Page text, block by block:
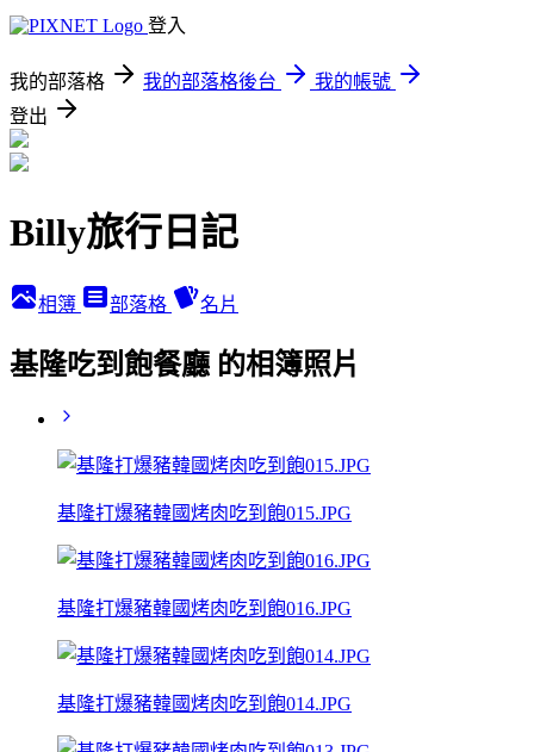
登入
我的部落格 我的部落格後台
我的帳號
登出
Billy旅行日記
相簿 部落格 名片
基隆吃到飽餐廳 的相簿照片
基隆打爆豬韓國烤肉吃到飽015.JPG
基隆打爆豬韓國烤肉吃到飽016.JPG
基隆打爆豬韓國烤肉吃到飽014.JPG